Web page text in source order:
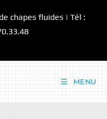
chapes fluides | Tél :
MENU